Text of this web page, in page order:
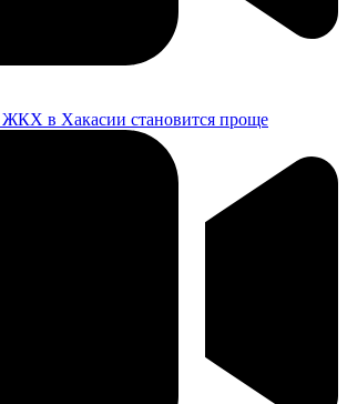
ЖКХ в Хакасии становится проще